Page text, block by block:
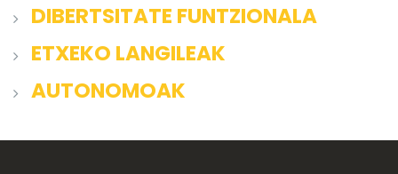
DIBERTSITATE FUNTZIONALA
ETXEKO LANGILEAK
AUTONOMOAK